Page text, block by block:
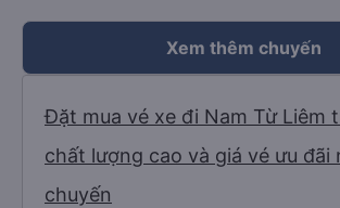
Xem thêm chuyến
Đặt mua vé xe đi Nam Từ Liêm
chất lượng cao và giá vé ưu đãi
chuyến